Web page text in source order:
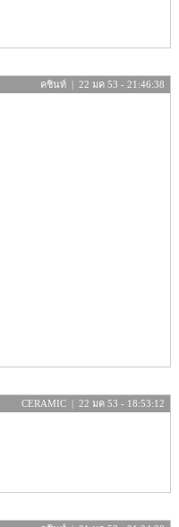
คชินท์ | 22 มค 53 - 21:46:38
CERAMIC | 22 มค 53 - 18:53:12